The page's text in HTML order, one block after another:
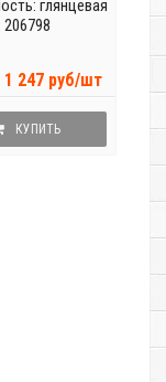
глянцевая
206798
247 руб/шт
КУПИТЬ